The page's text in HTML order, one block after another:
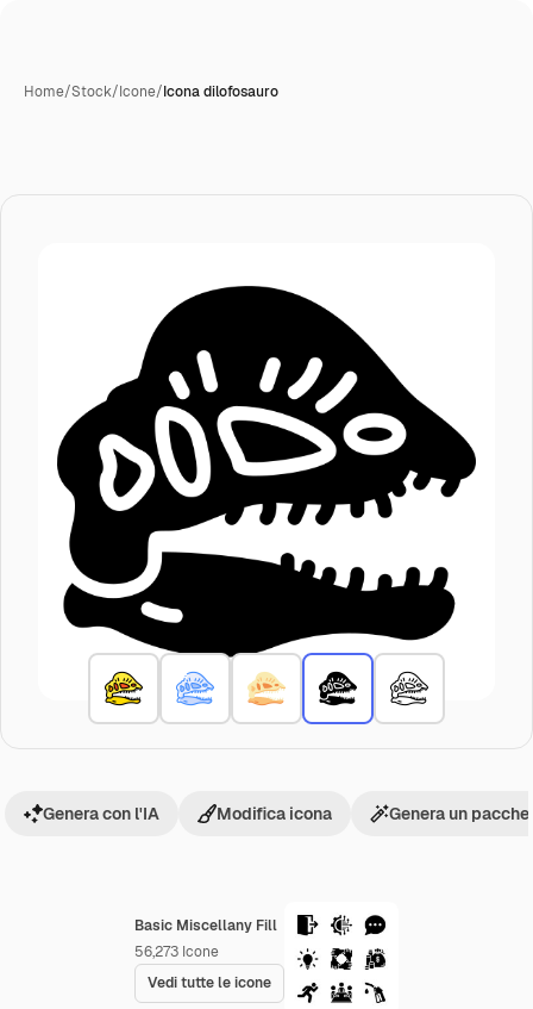
Home/Stock/Icone/Icona dilofosauro
Basic Miscellany Fill
56,273 Icone
Vedi tutte le icone
Genera con l'IA Modifica icona Genera un